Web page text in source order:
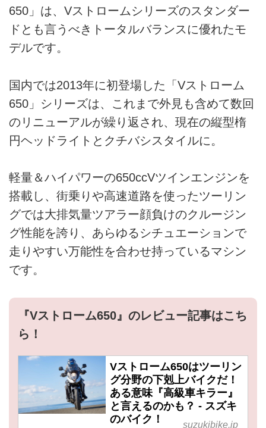
650」は、Vストロームシリーズのスタンダー
ドとも言うべきトータルバランスに優れたモ
デルです。
国内では2013年に初登場した「Vストローム
650」シリーズは、これまで外見も含めて数回
のリニューアルが繰り返され、現在の縦型楕
円ヘッドライトとクチバシスタイルに。
軽量＆ハイパワーの650ccVツインエンジンを
搭載し、街乗りや高速道路を使ったツーリン
グでは大排気量ツアラー顔負けのクルージン
グ性能を誇り、あらゆるシチュエーションで
走りやすい万能性を合わせ持っているマシン
です。
『Vストローム650』のレビュー記事はこち
ら！
Vストローム650はツーリン
グ分野の下剋上バイクだ！
ある意味『高級車キラー』
と言えるのかも？ - スズキ
のバイク！
suzukibike.jp